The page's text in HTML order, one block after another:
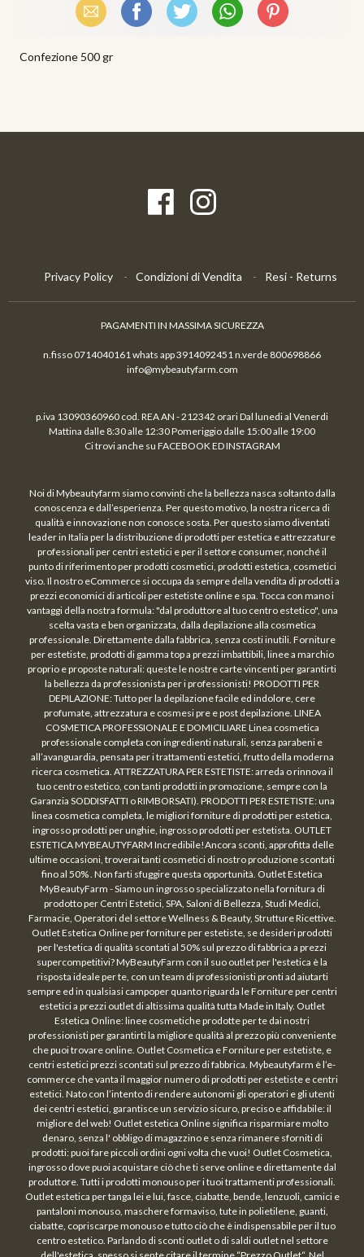
Email FacebookX (Twitter)WhatsAppPinterest
Confezione 500 gr
Privacy Policy Condizioni di Vendita Resi - Returns
PAGAMENTI IN MASSIMA SICUREZZA
n.fisso 0714040161 whats app 3914092451 n.verde 800698866
info@mybeautyfarm.com
p.iva 13090360960 cod. REA AN - 212342 orari Dal lunedi al Venerdi
Mattina dalle 8:30 alle 12:30 Pomeriggio dalle 15:00 alle 19:00
Ci trovi anche su FACEBOOK ED INSTAGRAM
Noi di Mybeautyfarm siamo convinti che la bellezza nasca soltanto dalla
conoscenza e dall’esperienza. Per questo motivo, la nostra ricerca di
qualità e innovazione non conosce sosta. Per questo siamo diventati
leader in Italia per la distribuzione di prodotti per estetica e attrezzature
professionali per centri estetici e per il settore consumer, nonché il
punto di riferimento per prodotti cosmetici, prodotti estetica, cosmetici
viso. Il nostro eCommerce si occupa da sempre della vendita di prodotti a
prezzi economici di articoli per estetiste online e spa. Tocca con mano i
vantaggi della nostra formula: "dal produttore al tuo centro estetico", una
scelta vasta e ben organizzata, dalla depilazione alla cosmetica
professionale. Direttamente dalla fabbrica, senza costi inutili. Forniture
per estetiste, prodotti di gamma top a prezzi imbattibili, linee a marchio
proprio e proposte naturali: queste le nostre carte vincenti per garantirti
la bellezza da professionista per i professionisti! PRODOTTI PER
DEPILAZIONE: Tutto per la depilazione facile ed indolore, cere
profumate, attrezzatura e cosmesi pre e post depilazione. LINEA
COSMETICA PROFESSIONALE E DOMICILIARE Linea cosmetica
professionale completa con ingredienti naturali, senza parabeni e
all’avanguardia, pensata per i trattamenti estetici, frutto della moderna
ricerca cosmetica. ATTREZZATURA PER ESTETISTE: arreda o rinnova il
tuo centro estetico, con tanti prodotti in promozione, sempre con la
Garanzia SODDISFATTI o RIMBORSATI). PRODOTTI PER ESTETISTE: una
linea cosmetica completa, le migliori forniture di prodotti per estetica,
ingrosso prodotti per unghie, ingrosso prodotti per estetista. OUTLET
ESTETICA MYBEAUTYFARM Incredibile!Ancora sconti, approfitta delle
ultime occasioni, troverai tanti cosmetici di nostro produzione scontati
fino al 50% . Non farti sfuggire questa opportunità. Outlet Estetica
MyBeautyFarm - Siamo un ingrosso specializzato nella fornitura di
prodotto per Centri Estetici, SPA, Saloni di Bellezza, Studi Medici,
Farmacie, Operatori del settore Wellness & Beauty, Strutture Ricettive.
Outlet Estetica Online per forniture per estetiste, se desideri prodotti
per l'estetica di qualità scontati al 50% sul prezzo di fabbrica a prezzi
supercompetitivi? MyBeautyFarm con il suo outlet per l'estetica è la
risposta ideale per te, con un team di professionisti pronti ad aiutarti
sempre ed in qualsiasi campoper quanto riguarda le Forniture per centri
estetici a prezzi outlet di altissima qualità tutta Made in Italy. Outlet
Estetica Online: linee cosmetiche prodotte per te dai nostri
professionisti per garantirti la migliore qualità al prezzo più conveniente
che puoi trovare online. Outlet Cosmetica e Forniture per estetiste, e
centri estetici prezzi scontati sul prezzo di fabbrica. Mybeautyfarm è l’e-
commerce che vanta il maggior numero di prodotti per estetiste e centri
estetici. Nato con l’intento di rendere autonomi gli operatori e gli utenti
dei centri estetici, garantisce un servizio sicuro, preciso e affidabile: il
migliore del web! Outlet estetica Online significa risparmiare molto
denaro, senza l' obbligo di magazzino e senza rimanere sforniti di
prodotti: puoi fare piccoli ordini ogni volta che vuoi! Outlet Cosmetica,
ingrosso dove puoi acquistare ciò che ti serve online e direttamente dal
produttore. Tutti i prodotti monouso per i tuoi trattamenti professionali.
Outlet estetica per tanga lei e lui, fasce, ciabatte, bende, lenzuoli, camici e
pantaloni monouso, maschere formaviso, tute in polietilene, guanti,
ciabatte, copriscarpe monouso e tutto ciò che è indispensabile per il tuo
centro estetico. Parlando di sconti outlet o di saldi outlet nel settore